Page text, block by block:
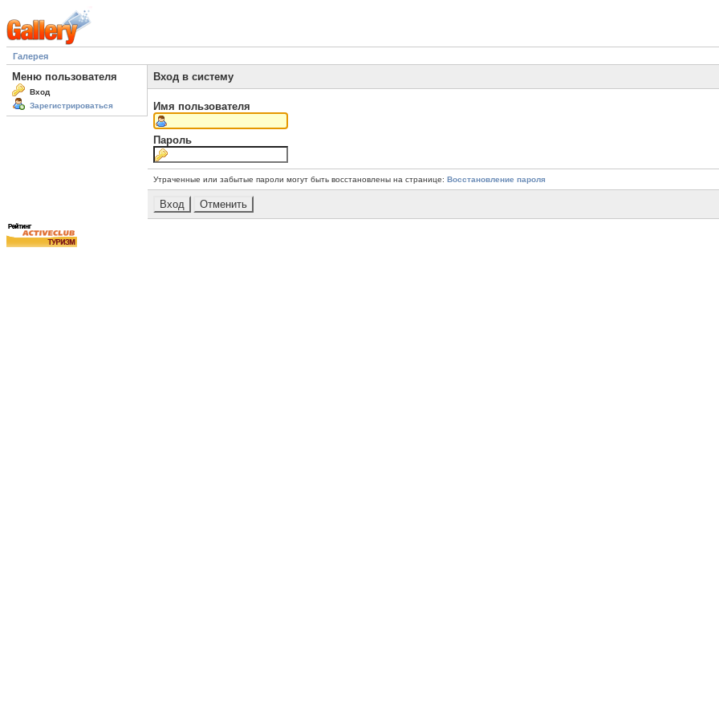
Галерея
Меню пользователя
Вход
Зарегистрироваться
Вход в систему
Имя пользователя
Пароль
Утраченные или забытые пароли могут быть восстановлены на странице: Восстановление пароля